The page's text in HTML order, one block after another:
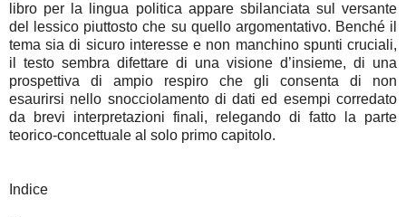
libro per la lingua politica appare sbilanciata sul versante
del lessico piuttosto che su quello argomentativo. Benché il
tema sia di sicuro interesse e non manchino spunti cruciali,
il testo sembra difettare di una visione d’insieme, di una
prospettiva di ampio respiro che gli consenta di non
esaurirsi nello snocciolamento di dati ed esempi corredato
da brevi interpretazioni finali, relegando di fatto la parte
teorico-concettuale al solo primo capitolo.
Indice